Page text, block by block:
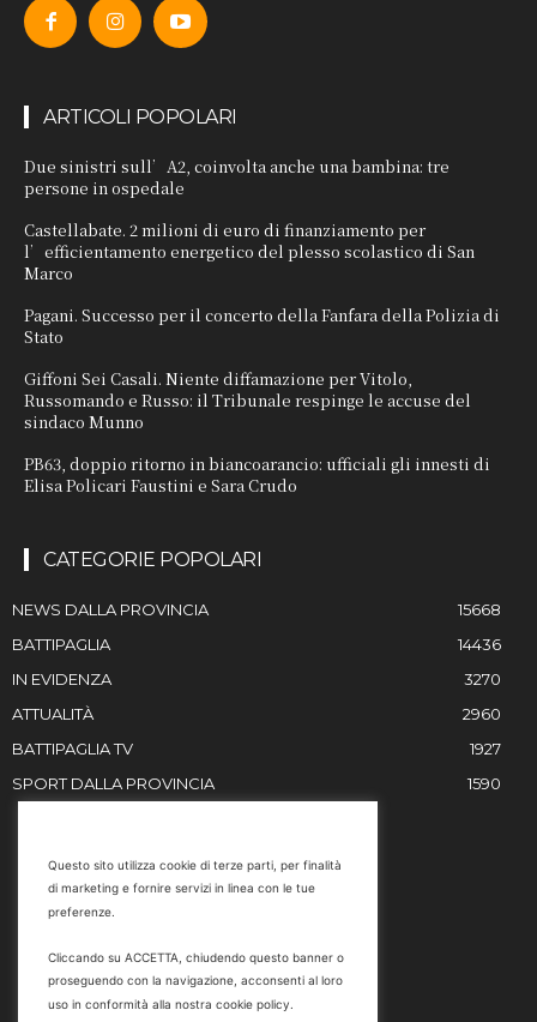
ARTICOLI POPOLARI
Due sinistri sull’A2, coinvolta anche una bambina: tre
persone in ospedale
Castellabate. 2 milioni di euro di finanziamento per
l’efficientamento energetico del plesso scolastico di San
Marco
Pagani. Successo per il concerto della Fanfara della Polizia di
Stato
Giffoni Sei Casali. Niente diffamazione per Vitolo,
Russomando e Russo: il Tribunale respinge le accuse del
sindaco Munno
PB63, doppio ritorno in biancoarancio: ufficiali gli innesti di
Elisa Policari Faustini e Sara Crudo
CATEGORIE POPOLARI
NEWS DALLA PROVINCIA
15668
BATTIPAGLIA
14436
IN EVIDENZA
3270
ATTUALITÀ
2960
BATTIPAGLIA TV
1927
SPORT DALLA PROVINCIA
1590
Email
marketing@battipaglia1929.it
carminegaldi@virgilio.it
Questo sito utilizza cookie di terze parti, per finalità
di marketing e fornire servizi in linea con le tue
preferenze.
Cliccando su ACCETTA, chiudendo questo banner o
proseguendo con la navigazione, acconsenti al loro
uso in conformità alla nostra cookie policy.